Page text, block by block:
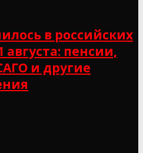
в российских
августа: пенсии,
и другие